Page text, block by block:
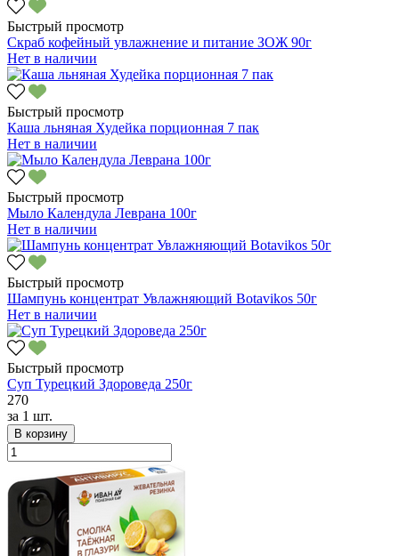
Быстрый просмотр
Скраб кофейный увлажнение и питание ЗОЖ 90г
Нет в наличии
Быстрый просмотр
Каша льняная Худейка порционная 7 пак
Нет в наличии
Быстрый просмотр
Мыло Календула Леврана 100г
Нет в наличии
Быстрый просмотр
Шампунь концентрат Увлажняющий Botavikos 50г
Нет в наличии
Быстрый просмотр
Суп Турецкий Здороведа 250г
270
за 1 шт.
В корзину